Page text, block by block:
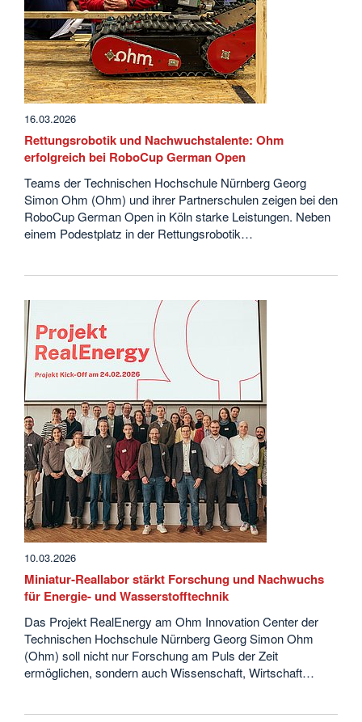
16.03.2026
Rettungsrobotik und Nachwuchstalente: Ohm
erfolgreich bei RoboCup German Open
Teams der Technischen Hochschule Nürnberg Georg
Simon Ohm (Ohm) und ihrer Partnerschulen zeigen bei den
RoboCup German Open in Köln starke Leistungen. Neben
einem Podestplatz in der Rettungsrobotik…
10.03.2026
Miniatur‑Reallabor stärkt Forschung und Nachwuchs
für Energie- und Wasserstofftechnik
Das Projekt RealEnergy am Ohm Innovation Center der
Technischen Hochschule Nürnberg Georg Simon Ohm
(Ohm) soll nicht nur Forschung am Puls der Zeit
ermöglichen, sondern auch Wissenschaft, Wirtschaft…